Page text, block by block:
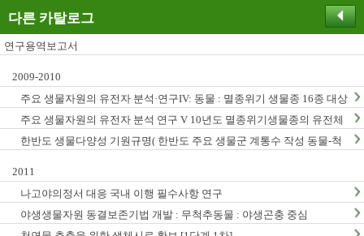
다른 카탈로그
연구용역보고서
2009-2010
주요 생물자원의 유전자 분석·연구IV: 동물 : 멸종위기 생물종 16종 대상
주요 생물자원의 유전자 분석 연구 V 10년도 멸종위기생물종의 유전체
연구
한반도 생물다양성 기원규명( 한반도 주요 생물군 계통수 작성 동물-척
2011
나고야의정서 대응 국내 이행 필수사항 연구
야생생물자원 동결보존기법 개발 : 무척추동물 : 야생곤충 중심